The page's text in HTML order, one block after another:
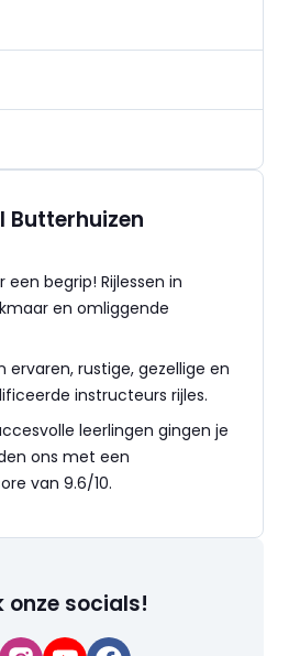
Butterhuizen
begrip! Rijlessen in
en omliggende
ervaren, rustige, gezellige en
instructeurs rijles.
leerlingen gingen je
ons met een
van 9.6/10.
onze socials!